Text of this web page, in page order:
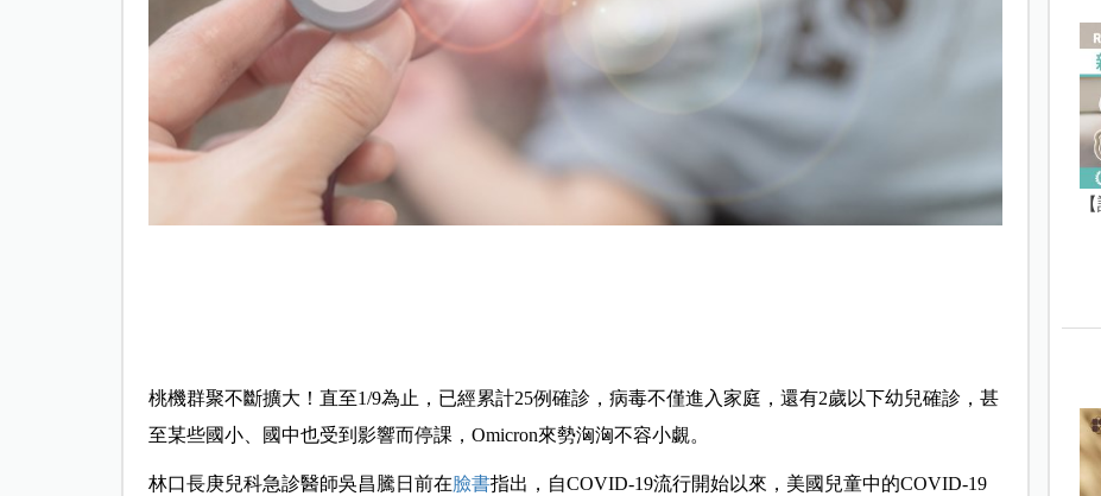
桃機群聚不斷擴大！直至1/9為止，已經累計25例確診，病毒不僅進入家庭，還有2歲以下幼兒確診，甚
至某些國小、國中也受到影響而停課，Omicron來勢洶洶不容小覷。
林口長庚兒科急診醫師吳昌騰日前在臉書指出，自COVID-19流行開始以來，美國兒童中的COVID-19